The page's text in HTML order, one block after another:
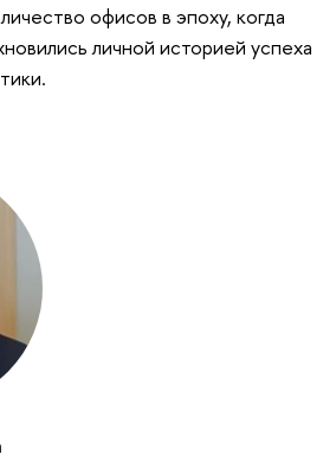
офисов в эпоху, когда
личной историей успеха